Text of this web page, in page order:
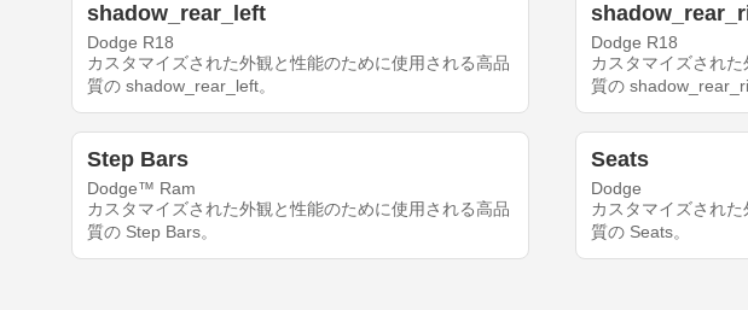
shadow_rear_left
Dodge R18
カスタマイズされた外観と性能のために使用される高品
質の shadow_rear_left。
Dodge R18
カスタマイズされ
質の
Step Bars
Dodge™ Ram
カスタマイズされた外観と性能のために使用される高品
質の Step Bars。
Seats
Dodge
カスタマイズされ
質の Seats。